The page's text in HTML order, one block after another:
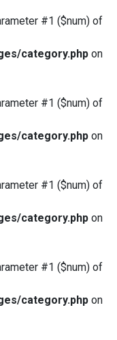
#1 ($num) of
category.php on
#1 ($num) of
category.php on
#1 ($num) of
category.php on
#1 ($num) of
category.php on